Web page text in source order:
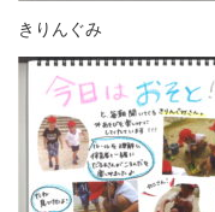
きりんぐみ